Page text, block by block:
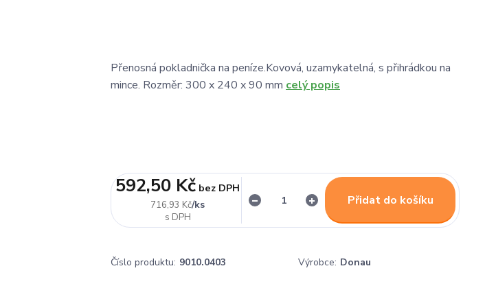
Přenosná pokladnička na peníze.Kovová, uzamykatelná, s přihrádkou na
mince. Rozměr: 300 x 240 x 90 mm celý popis
716,93 Kč/ks
592,50 Kč bez DPH
Přidat do košíku
Číslo produktu: 9010.0403 Výrobce: Donau